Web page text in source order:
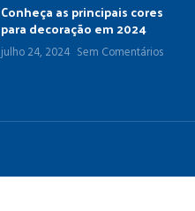
Conheça as principais cores
para decoração em 2024
julho 24, 2024 Sem Comentários